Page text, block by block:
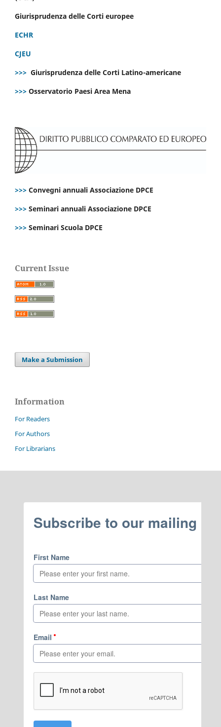
Giurisprudenza delle Corti europee
ECHR
CJEU
>>> Giurisprudenza delle Corti Latino-americane
>>> Osservatorio Paesi Area Mena
>>> Convegni annuali Associazione DPCE
>>> Seminari annuali Associazione DPCE
>>> Seminari Scuola DPCE
Current Issue
Make a Submission
Information
For Readers
For Authors
For Librarians